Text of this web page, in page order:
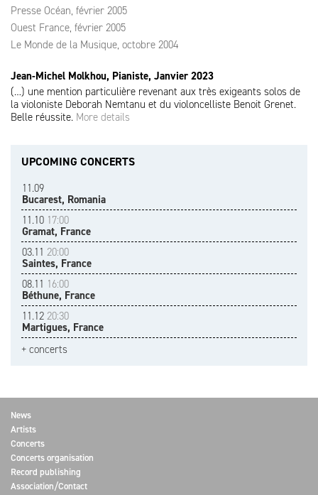
Presse Océan, février 2005
Ouest France, février 2005
Le Monde de la Musique, octobre 2004
Jean-Michel Molkhou, Pianiste, Janvier 2023
(…) une mention particulière revenant aux très exigeants solos de
la violoniste Deborah Nemtanu et du violoncelliste Benoit Grenet.
Belle réussite. More details
UPCOMING CONCERTS
11.09
Bucarest, Romania
11.10 17:00
Gramat, France
03.11 20:00
Saintes, France
08.11 16:00
Béthune, France
11.12 20:30
Martigues, France
+ concerts
News
Artists
Concerts
Concerts organisation
Record publishing
Association/Contact